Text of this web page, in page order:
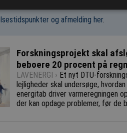
og afmelding her.
Forskningsprojekt skal
beboere 20 procent på
LAVENERGI › Et nyt DTU-
lejligheder skal undersøge,
energitab driver varmeregningen
der kan opdage problemer, før de